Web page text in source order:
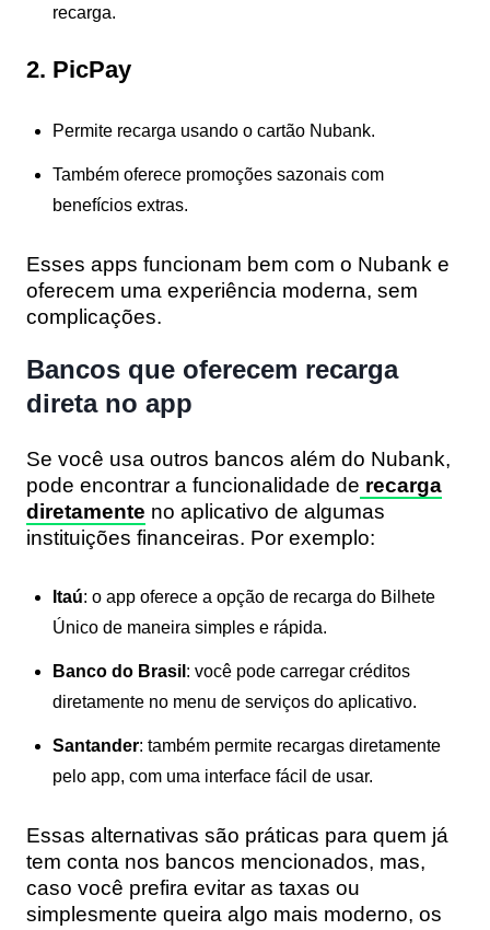
recarga.
2. PicPay
Permite recarga usando o cartão Nubank.
Também oferece promoções sazonais com
benefícios extras.
Esses apps funcionam bem com o Nubank e
oferecem uma experiência moderna, sem
complicações.
Bancos que oferecem recarga
direta no app
Se você usa outros bancos além do Nubank,
pode encontrar a funcionalidade de recarga
diretamente no aplicativo de algumas
instituições financeiras. Por exemplo:
Itaú: o app oferece a opção de recarga do Bilhete
Único de maneira simples e rápida.
Banco do Brasil : você pode carregar créditos
diretamente no menu de serviços do aplicativo.
Santander: também permite recargas diretamente
pelo app, com uma interface fácil de usar.
Essas alternativas são práticas para quem já
tem conta nos bancos mencionados, mas,
caso você prefira evitar as taxas ou
simplesmente queira algo mais moderno, os